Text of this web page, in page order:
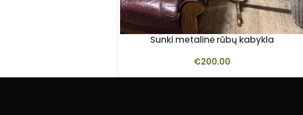
Sunki metalinė rūbų kabykla
€200.00